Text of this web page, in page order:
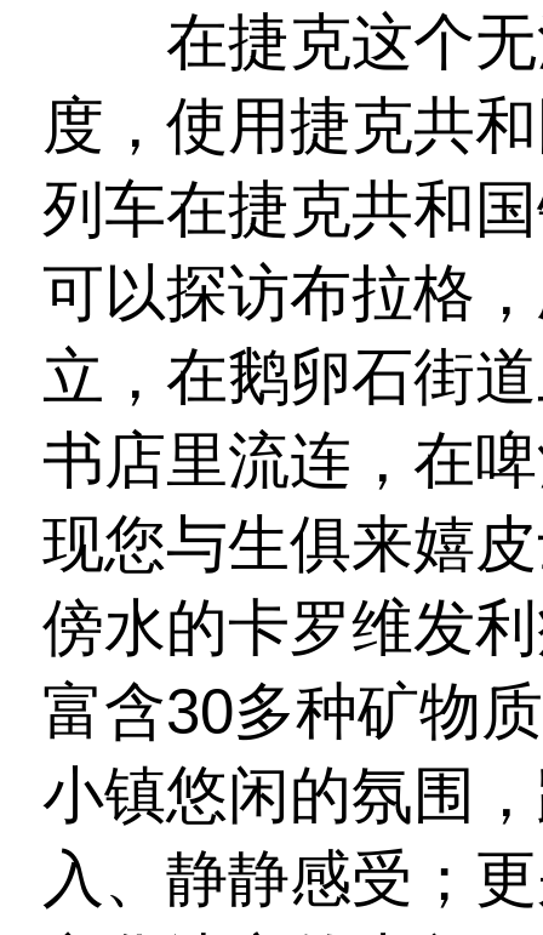
在捷克这个无
度，使用捷克共
列车在捷克共和
可以探访布拉格
立，在鹅卵石街
书店里流连，在
现您与生俱来嬉
傍水的卡罗维发
富含30多种矿物
小镇悠闲的氛围
入、静静感受；